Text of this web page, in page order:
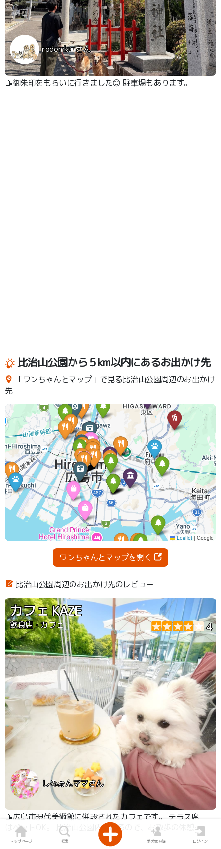
rodemkunさん
📝御朱印をもらいに行きました😊 駐車場もあります。
比治山公園から５km以内にあるお出かけ先
「ワンちゃんとマップ」で見る比治山公園周辺のお出かけ
先
ワンちゃんとマップを開く
比治山公園周辺のお出かけ先のレビュー
カフェ KAZE
飲食店・カフェ 4
しふぉんママさん
📝広島市現代美術館に併設されたカフェです。 テラス席
はペットOK。 比治山公園内にあるので、お散歩の休憩に
立ち寄ることが出来ます。
トップページ 検索 愛犬家登録 ログイン